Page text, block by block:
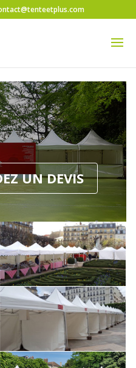
UN DEVIS